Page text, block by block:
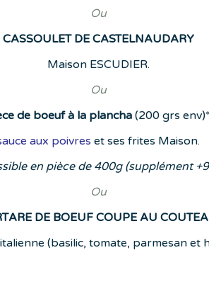
Ou
CASSOULET DE CASTELNAUDARY
Maison ESCUDIER.
Ou
de boeuf à la plancha(200 grs env)*
aux poivres et ses frites Maison.
en pièce de 400g (supplément
Ou
DE BOEUF COUPE AU
(basilic, tomate, parmesan et